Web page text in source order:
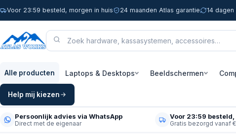
Voor 23:59 besteld, morgen in huis 24 maanden Atlas garantie 14
Alle producten Laptops & Desktops Beeldschermen
Help mij kiezen
Persoonlijk advies via WhatsApp
Direct met de eigenaar
Voor 23:59
Gratis bezorgd vanaf